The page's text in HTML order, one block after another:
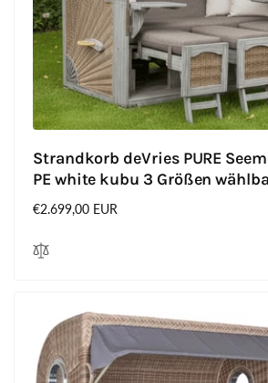
Strandkorb deVries PURE
PE white kubu 3 Größen
Normaler
€2.699,00 EUR